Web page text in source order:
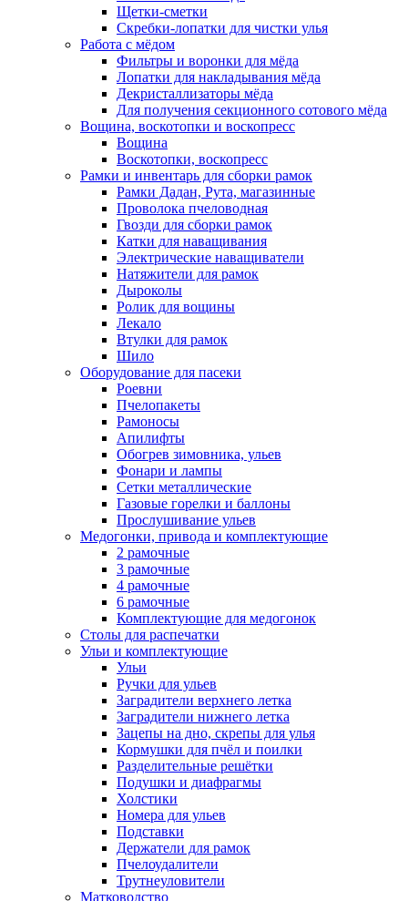
Щетки-сметки
Скребки-лопатки для чистки улья
Работа с мёдом
Фильтры и воронки для мёда
Лопатки для накладывания мёда
Декристаллизаторы мёда
Для получения секционного сотового мёда
Вощина, воскотопки и воскопресс
Вощина
Воскотопки, воскопресс
Рамки и инвентарь для сборки рамок
Рамки Дадан, Рута, магазинные
Проволока пчеловодная
Гвозди для сборки рамок
Катки для наващивания
Электрические наващиватели
Натяжители для рамок
Дыроколы
Ролик для вощины
Лекало
Втулки для рамок
Шило
Оборудование для пасеки
Роевни
Пчелопакеты
Рамоносы
Апилифты
Обогрев зимовника, ульев
Фонари и лампы
Сетки металлические
Газовые горелки и баллоны
Прослушивание ульев
Медогонки, привода и комплектующие
2 рамочные
3 рамочные
4 рамочные
6 рамочные
Комплектующие для медогонок
Столы для распечатки
Ульи и комплектующие
Ульи
Ручки для ульев
Заградители верхнего летка
Заградители нижнего летка
Зацепы на дно, скрепы для улья
Кормушки для пчёл и поилки
Разделительные решётки
Подушки и диафрагмы
Холстики
Номера для ульев
Подставки
Держатели для рамок
Пчелоудалители
Трутнеуловители
Матководство